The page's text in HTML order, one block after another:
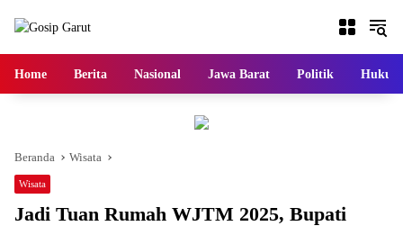
Home Berita Nasional Jawa Barat Politik Hukum
Beranda Wisata
Wisata
Jadi Tuan Rumah WJTM 2025, Bupati